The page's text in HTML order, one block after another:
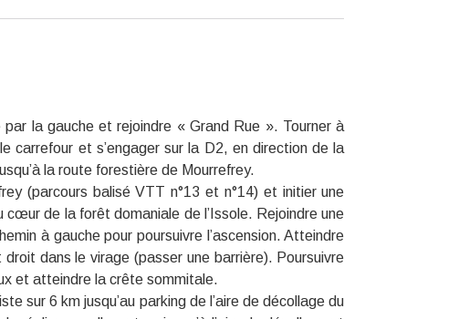
la gauche et rejoindre « Grand Rue ». Tourner à
carrefour et s’engager sur la D2, en direction de la
la route forestière de Mourrefrey.
(parcours balisé VTT n°13 et n°14) et initier une
cœur de la forêt domaniale de l’Issole. Rejoindre une
à gauche pour poursuivre l’ascension. Atteindre
dans le virage (passer une barrière). Poursuivre
et atteindre la crête sommitale.
sur 6 km jusqu’au parking de l’aire de décollage du